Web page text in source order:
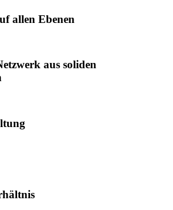
allen Ebenen
aus soliden